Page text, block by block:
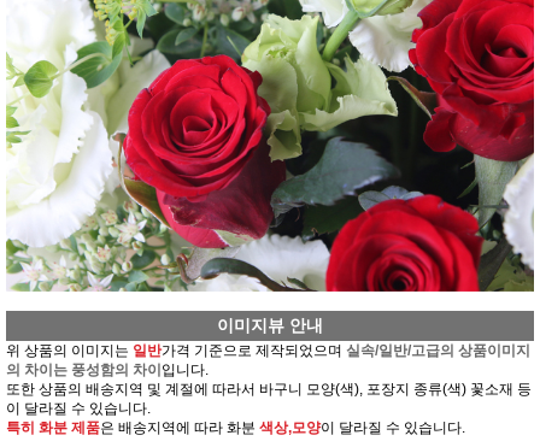
이미지뷰 안내
위 상품의 이미지는 일반가격 기준으로 제작되었으며 실속/일반/고급의 상품이미지
의 차이는 풍성함의 차이 입니다.
또한 상품의 배송지역 및 계절에 따라서 바구니 모양(색), 포장지 종류(색) 꽃소재 등
이 달라질 수 있습니다.
특히 화분 제품은 배송지역에 따라 화분 색상,모양이 달라질 수 있습니다.